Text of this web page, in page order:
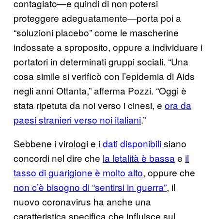
contagiato—e quindi di non potersi
proteggere adeguatamente—porta poi a
“soluzioni placebo” come le mascherine
indossate a sproposito, oppure a individuare i
portatori in determinati gruppi sociali. “Una
cosa simile si verificò con l’epidemia di Aids
negli anni Ottanta,” afferma Pozzi. “Oggi è
stata ripetuta da noi verso i cinesi, e ora da
paesi stranieri verso noi italiani.”
Sebbene i virologi e idati disponibilisiano
concordi nel dire che la letalità è bassa e il
tasso di guarigione è molto alto, oppure che
non c’è bisogno di “sentirsi in guerra”, il
nuovo coronavirus ha anche una
caratteristica specifica che influisce sul